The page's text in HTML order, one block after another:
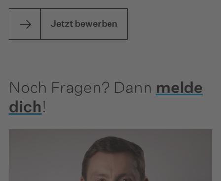
Jetzt bewerben
Noch Fragen? Dann melde
dich!